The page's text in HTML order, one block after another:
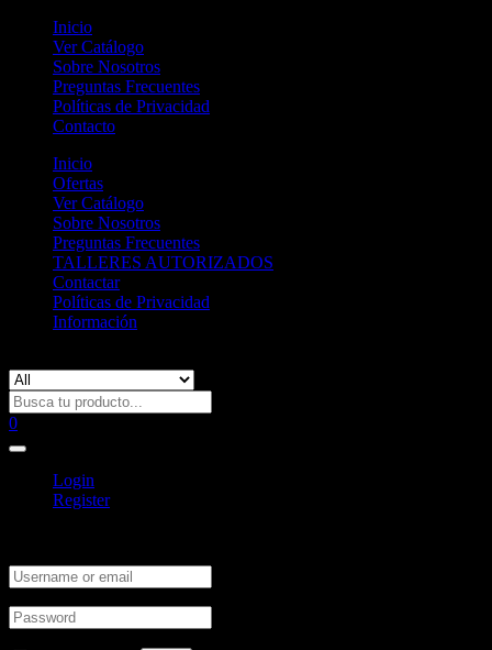
Inicio
Ver Catálogo
Sobre Nosotros
Preguntas Frecuentes
Políticas de Privacidad
Contacto
Inicio
Ofertas
Ver Catálogo
Sobre Nosotros
Preguntas Frecuentes
TALLERES AUTORIZADOS
Contactar
Políticas de Privacidad
Información
0
Login
Register